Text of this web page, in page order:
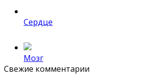
Сердце
Мозг
Свежие комментарии